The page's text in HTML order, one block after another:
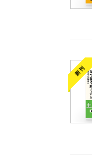
新刊